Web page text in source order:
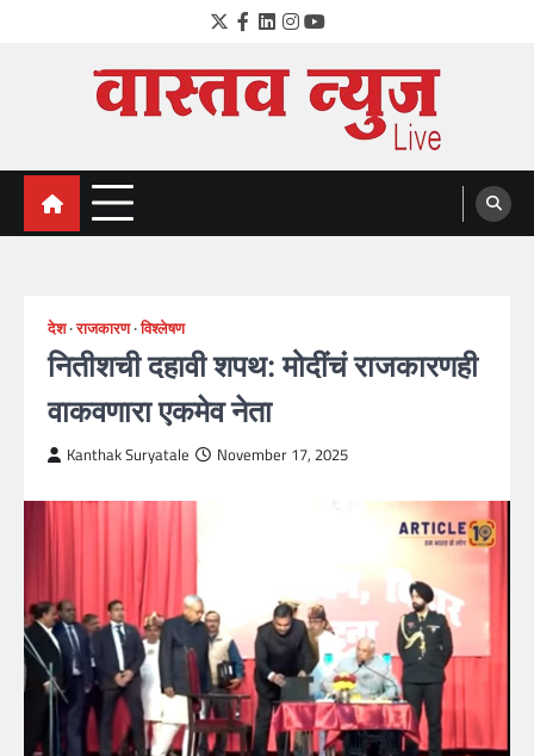
Twitter
Facebook
LinkedIn
Instagram
YouTube
VastavNEWSLive.com
a leading NEWS portal of Maharahstra
देश राजकारण विश्लेषण
नितीशची दहावी शपथ: मोदींचं राजकारणही
वाकवणारा एकमेव नेता
Kanthak Suryatale November 17, 2025